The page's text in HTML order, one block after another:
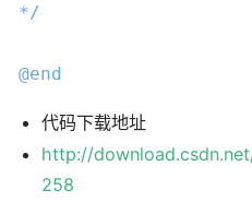
*/
@end
代码下载地址
http://
258